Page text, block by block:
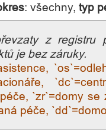
: všechny, typ
z registru
je bez záruky.
`zr`=domy
péče,